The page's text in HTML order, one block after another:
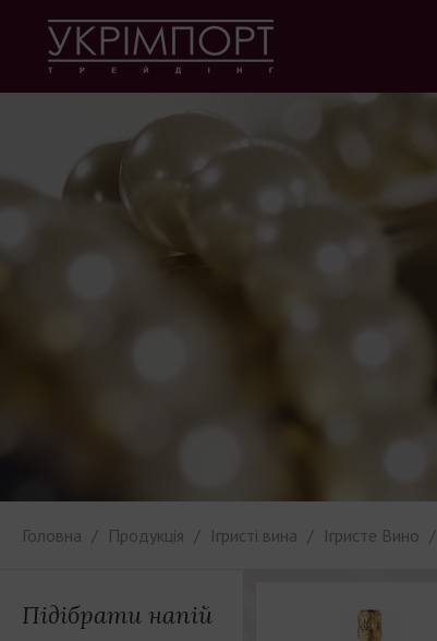
Головна Продукція Ігристі вина Iгристе Вино
Підібрати напій